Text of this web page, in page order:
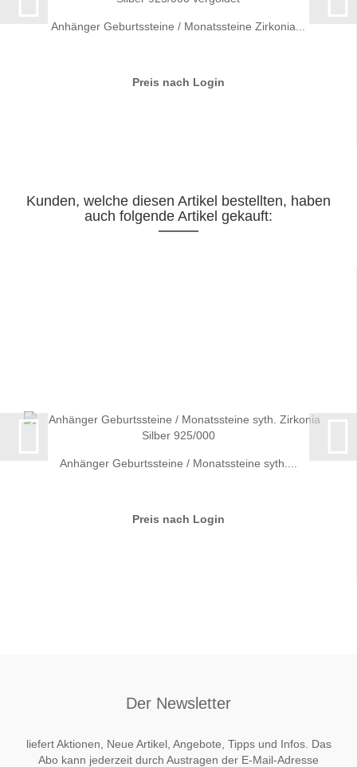
Anhänger Geburtssteine / Monatssteine Zirkonia...
Preis nach Login
Kunden, welche diesen Artikel bestellten, haben
auch folgende Artikel gekauft:
Anhänger Geburtssteine / Monatssteine syth....
Preis nach Login
Der Newsletter
liefert Aktionen, Neue Artikel, Angebote, Tipps und Infos. Das
Abo kann jederzeit durch Austragen der E-Mail-Adresse